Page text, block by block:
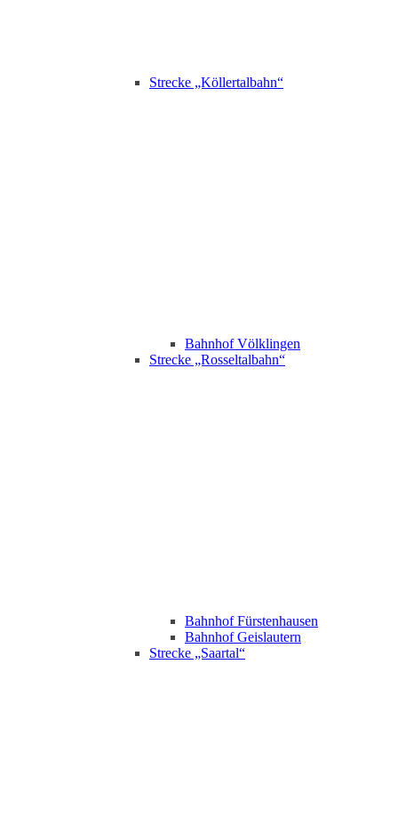
Strecke „Köllertalbahn“
Bahnhof Völklingen
Strecke „Rosseltalbahn“
Bahnhof Fürstenhausen
Bahnhof Geislautern
Strecke „Saartal“